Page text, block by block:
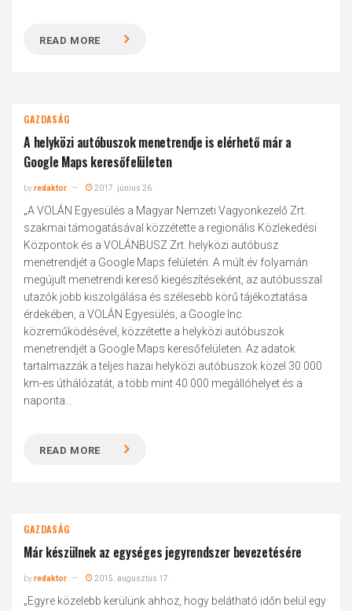
READ MORE
GAZDASÁG
A helyközi autóbuszok menetrendje is elérhető már a
Google Maps keresőfelületen
byredaktor 2017. június 26.
„A VOLÁN Egyesülés a Magyar Nemzeti Vagyonkezelő Zrt.
szakmai támogatásával közzétette a regionális Közlekedési
Központok és a VOLÁNBUSZ Zrt. helyközi autóbusz
menetrendjét a Google Maps felületén. A múlt év folyamán
megújult menetrendi kereső kiegészítéseként, az autóbusszal
utazók jobb kiszolgálása és szélesebb körű tájékoztatása
érdekében, a VOLÁN Egyesülés, a Google Inc.
közreműködésével, közzétette a helyközi autóbuszok
menetrendjét a Google Maps keresőfelületen. Az adatok
tartalmazzák a teljes hazai helyközi autóbuszok közel 30 000
km-es úthálózatát, a több mint 40 000 megállóhelyet és a
naponta...
READ MORE
GAZDASÁG
Már készülnek az egységes jegyrendszer bevezetésére
byredaktor 2015. augusztus 17.
„Egyre közelebb kerülünk ahhoz, hogy belátható időn belül egy